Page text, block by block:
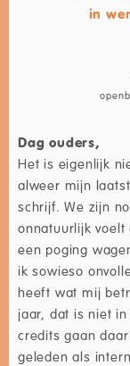
in
Dag ouders,
Het is eigenlijk
alweer mijn
schrijf. We zijn
onnatuurlijk
een poging
ik sowieso
heeft wat mij
jaar, dat is niet
credits gaan
geleden als